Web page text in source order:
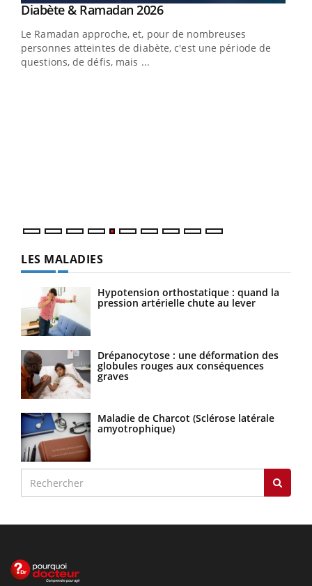
Youtube
Diabète & Ramadan 2026Youtube
Le Ramadan approche, et, pour de nombreuses
personnes atteintes de diabète, c'est une période de
questions, de défis, mais ...
LES MALADIES
Hypotension orthostatique : quand la
pression artérielle chute au lever
Drépanocytose : une déformation des
globules rouges aux conséquences
graves
Maladie de Charcot (Sclérose latérale
amyotrophique)